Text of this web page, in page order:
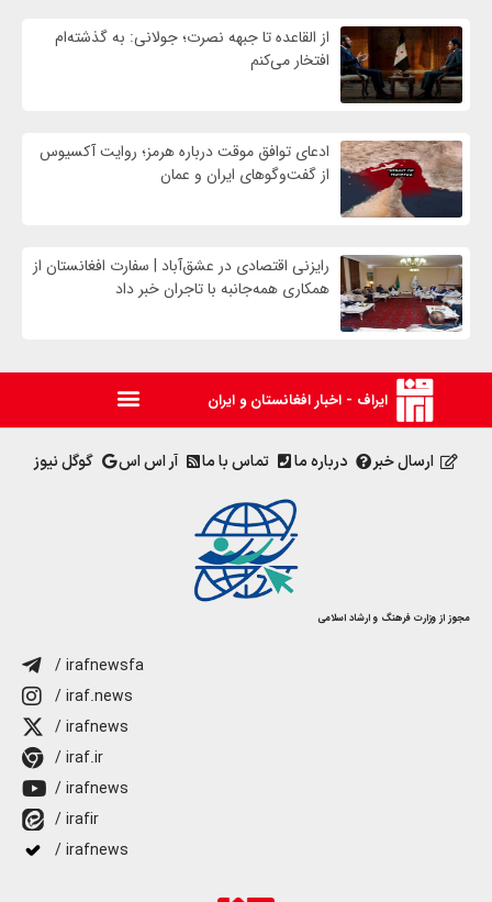
از القاعده تا جبهه نصرت؛ جولانی: به گذشته‌ام
افتخار می‌کنم
ادعای توافق موقت درباره هرمز؛ روایت آکسیوس
از گفت‌وگوهای ایران و عمان
رایزنی اقتصادی در عشق‌آباد | سفارت افغانستان از
همکاری همه‌جانبه با تاجران خبر داد
ایراف - اخبار افغانستان و ایران
ارسال خبر درباره ما تماس با ما آر اس اس گوگل نیوز
مجوز از وزارت فرهنگ و ارشاد اسلامی
/ irafnewsfa
/ iraf.news
/ irafnews
/ iraf.ir
/ irafnews
/ irafir
/ irafnews